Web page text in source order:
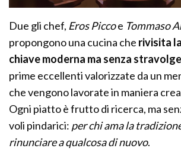
Due gli chef, Eros Piccoe Tommaso
propongono una cucina che rivisita
chiave moderna ma senza
prime eccellenti valorizzate da un
che vengono lavorate in maniera
Ogni piatto è frutto di ricerca, ma
voli pindarici: per chi ama la
rinunciare a qualcosa di nuovo.